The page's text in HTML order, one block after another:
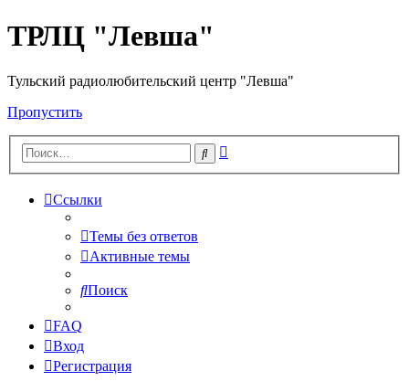
ТРЛЦ "Левша"
Тульский радиолюбительский центр "Левша"
Пропустить
Поиск
Ссылки
Темы без ответов
Активные темы
Поиск
FAQ
Вход
Регистрация